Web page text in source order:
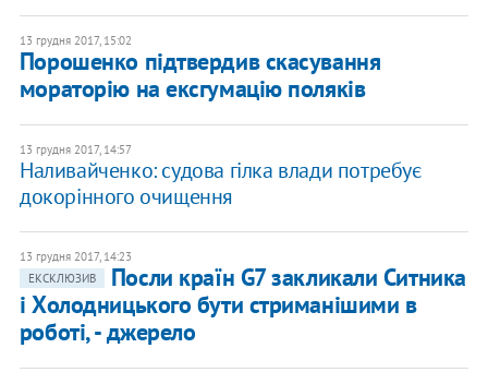
13 грудня 2017, 15:02
Порошенко підтвердив скасування
мораторію на ексгумацію поляків
13 грудня 2017, 14:57
Наливайченко: судова гілка влади потребує
докорінного очищення
13 грудня 2017, 14:23
ЕКСКЛЮЗИВ
Посли країн G7 закликали Ситника
і Холодницького бути стриманішими в
роботі, - джерело